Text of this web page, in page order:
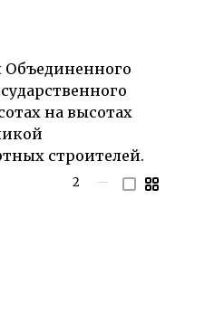
Объединенного
на высотах
строителей.
2 —